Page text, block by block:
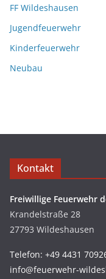
FF Wildeshausen
Jugendfeuerwehr
Kinderfeuerwehr
Neubau
Kontakt
Freiwillige Feuerwehr
Krandelstraße 28
27793 Wildeshausen
Telefon: +49 4431
info@feuerwehr-